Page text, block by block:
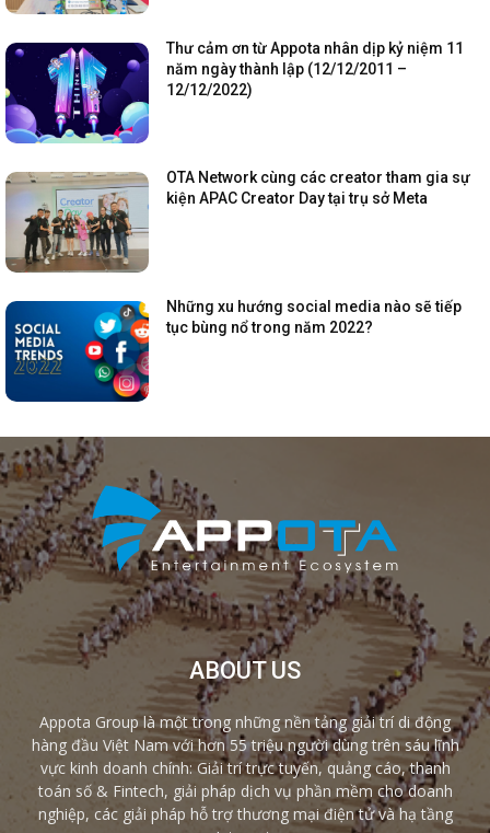
Thư cảm ơn từ Appota nhân dịp kỷ niệm 11
năm ngày thành lập (12/12/2011 –
12/12/2022)
OTA Network cùng các creator tham gia sự
kiện APAC Creator Day tại trụ sở Meta
Những xu hướng social media nào sẽ tiếp
tục bùng nổ trong năm 2022?
ABOUT US
Appota Group là một trong những nền tảng giải trí di động
hàng đầu Việt Nam với hơn 55 triệu người dùng trên sáu lĩnh
vực kinh doanh chính: Giải trí trực tuyến, quảng cáo, thanh
toán số & Fintech, giải pháp dịch vụ phần mềm cho doanh
nghiệp, các giải pháp hỗ trợ thương mại điện tử và hạ tầng